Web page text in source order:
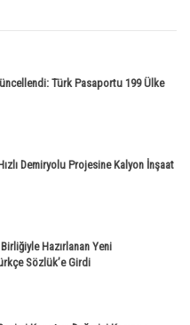
Türk Pasaportu 199 Ülke
Demiryolu Projesine Kalyon İnşaat
Hazırlanan Yeni
Sözlük’e Girdi